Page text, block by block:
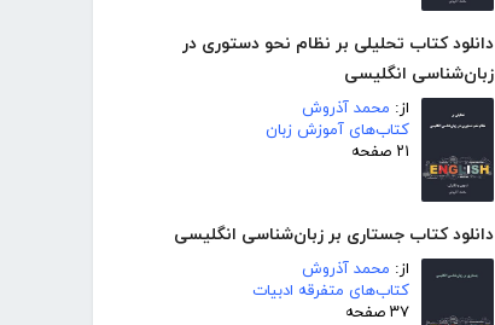
دانلود کتاب تحلیلی بر نظام نحو دستوری در
زبان‌شناسی انگلیسی
از: محمد آذروش
کتاب‌های آموزش زبان
۲۱ صفحه
دانلود کتاب جستاری بر زبان‌شناسی انگلیسی
از: محمد آذروش
کتاب‌های متفرقه ادبیات
۳۷ صفحه